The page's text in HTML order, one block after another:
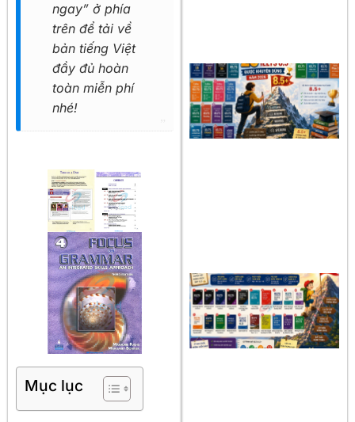
ngay” ở phía
trên để tải về
bản tiếng Việt
đầy đủ hoàn
toàn miễn phí
nhé!
Mục lục